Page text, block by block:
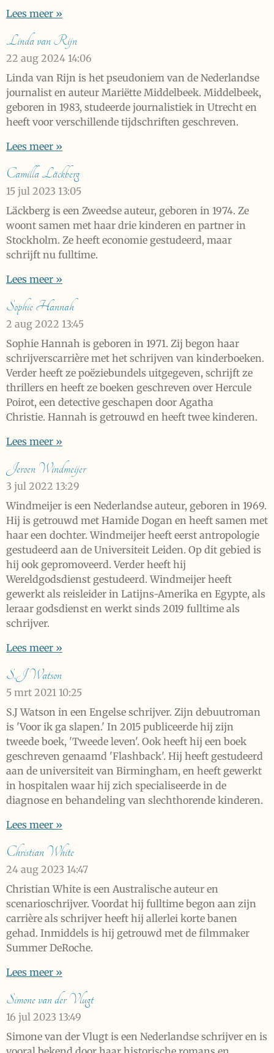
Lees meer »
Linda van Rijn
22 aug 2024 14:06
Linda van Rijn is het pseudoniem van de Nederlandse
journalist en auteur Mariëtte Middelbeek. Middelbeek,
geboren in 1983, studeerde journalistiek in Utrecht en
heeft voor verschillende tijdschriften geschreven.
Lees meer »
Camilla Läckberg
15 jul 2023 13:05
Läckberg is een Zweedse auteur, geboren in 1974. Ze
woont samen met haar drie kinderen en partner in
Stockholm. Ze heeft economie gestudeerd, maar
schrijft nu fulltime.
Lees meer »
Sophie Hannah
2 aug 2022 13:45
Sophie Hannah is geboren in 1971. Zij begon haar
schrijverscarrière met het schrijven van kinderboeken.
Verder heeft ze poëziebundels uitgegeven, schrijft ze
thrillers en heeft ze boeken geschreven over Hercule
Poirot, een detective geschapen door Agatha
Christie. Hannah is getrouwd en heeft twee kinderen.
Lees meer »
Jeroen Windmeijer
3 jul 2022 13:29
Windmeijer is een Nederlandse auteur, geboren in 1969.
Hij is getrouwd met Hamide Dogan en heeft samen met
haar een dochter. Windmeijer heeft eerst antropologie
gestudeerd aan de Universiteit Leiden. Op dit gebied is
hij ook gepromoveerd. Verder heeft hij
Wereldgodsdienst gestudeerd. Windmeijer heeft
gewerkt als reisleider in Latijns-Amerika en Egypte, als
leraar godsdienst en werkt sinds 2019 fulltime als
schrijver.
Lees meer »
S.J Watson
5 mrt 2021 10:25
S.J Watson in een Engelse schrijver. Zijn debuutroman
is 'Voor ik ga slapen.' In 2015 publiceerde hij zijn
tweede boek, 'Tweede leven'. Ook heeft hij een boek
geschreven genaamd 'Flashback'. Hij heeft gestudeerd
aan de universiteit van Birmingham, en heeft gewerkt
in hospitalen waar hij zich specialiseerde in de
diagnose en behandeling van slechthorende kinderen.
Lees meer »
Christian White
24 aug 2023 14:47
Christian White is een Australische auteur en
scenarioschrijver. Voordat hij fulltime begon aan zijn
carrière als schrijver heeft hij allerlei korte banen
gehad. Inmiddels is hij getrouwd met de filmmaker
Summer DeRoche.
Lees meer »
Simone van der Vlugt
16 jul 2023 13:49
Simone van der Vlugt is een Nederlandse schrijver en is